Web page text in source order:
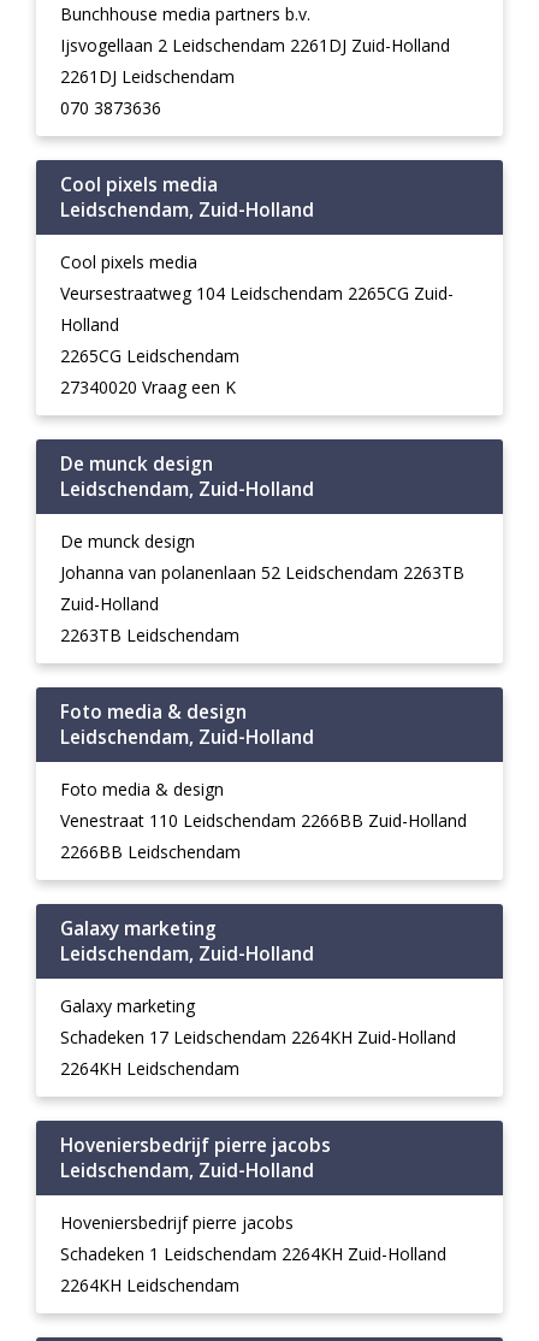
Bunchhouse media partners b.v.
Ijsvogellaan 2 Leidschendam 2261DJ Zuid-Holland
2261DJ Leidschendam
070 3873636
Cool pixels media
Leidschendam, Zuid-Holland
Cool pixels media
Veursestraatweg 104 Leidschendam 2265CG Zuid-
Holland
2265CG Leidschendam
27340020 Vraag een K
De munck design
Leidschendam, Zuid-Holland
De munck design
Johanna van polanenlaan 52 Leidschendam 2263TB
Zuid-Holland
2263TB Leidschendam
Foto media & design
Leidschendam, Zuid-Holland
Foto media & design
Venestraat 110 Leidschendam 2266BB Zuid-Holland
2266BB Leidschendam
Galaxy marketing
Leidschendam, Zuid-Holland
Galaxy marketing
Schadeken 17 Leidschendam 2264KH Zuid-Holland
2264KH Leidschendam
Hoveniersbedrijf pierre jacobs
Leidschendam, Zuid-Holland
Hoveniersbedrijf pierre jacobs
Schadeken 1 Leidschendam 2264KH Zuid-Holland
2264KH Leidschendam